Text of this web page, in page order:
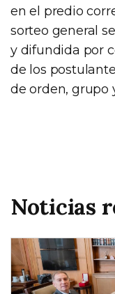
en el predio
sorteo general
y difundida por
de los
de orden, grupo
Noticias